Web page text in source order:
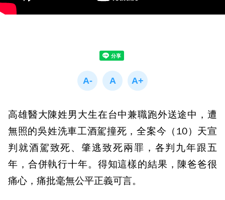
高雄醫大陳姓男大生在台中兼職跑外送途中，遭
無照的吳姓洗車工酒駕撞死，全案今（10）天宣
判就酒駕致死、肇逃致死兩罪，各判九年跟五
年，合併執行十年。得知這樣的結果，陳爸爸很
痛心，痛批毫無公平正義可言。